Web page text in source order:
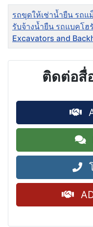
ชื่อ
รถขุดให้เช่าน้ำยืน รถ
รับจ้างน้ำยืน รถแบคโฮ
Excavators and
ติดต่อสื่